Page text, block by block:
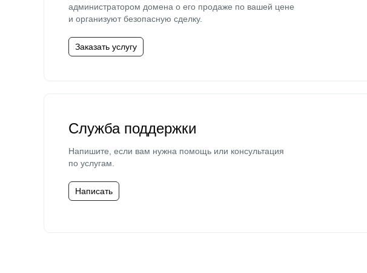
администратором домена о его продаже по вашей цене
и организуют безопасную сделку.
Заказать услугу
Служба поддержки
Напишите, если вам нужна помощь или консультация
по услугам.
Написать